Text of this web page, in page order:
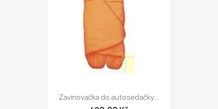
Zavinovačka do autosedačky...